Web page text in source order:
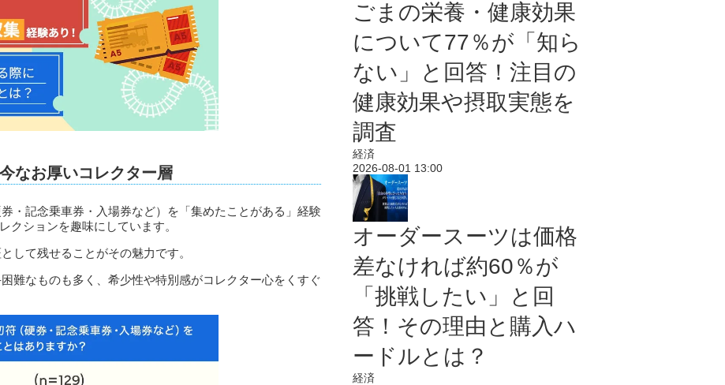
なお厚いコレクター層
・記念乗車券・入場券など）を「集めたことがある」経験
クションを趣味にしています。
して残せることがその魅力です。
難なものも多く、希少性や特別感がコレクター心をくすぐ
ごまの栄養・健康効果
について77％が「知ら
ない」と回答！注目の
健康効果や摂取実態を
調査
経済
2026-08-01 13:00
オーダースーツは価格
差なければ約60％が
「挑戦したい」と回
答！その理由と購入ハ
ードルとは？
経済